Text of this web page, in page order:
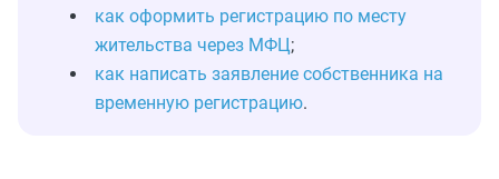
как оформить регистрацию по месту
жительства через МФЦ;
как написать заявление собственника на
временную регистрацию.